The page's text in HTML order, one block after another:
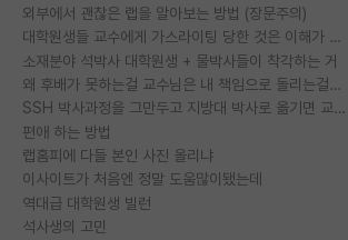
외부에서 괜찮은 랩을 알아보는 방법 (장문주의)
대학원생들 교수에게 가스라이팅 당한 것은 이해가 갑니다. 안타깝네요.
소재분야 석박사 대학원생 + 물박사들이 착각하는 거
왜 후배가 못하는걸 교수님은 내 책임으로 돌리는걸까요?
SSH 박사과정을 그만두고 지방대 박사로 옮기면 교수의 꿈은 끝일까요?
편애 하는 방법
랩홈피에 다들 본인 사진 올리냐
이사이트가 처음엔 정말 도움많이됐는데
역대급 대학원생 빌런
석사생의 고민